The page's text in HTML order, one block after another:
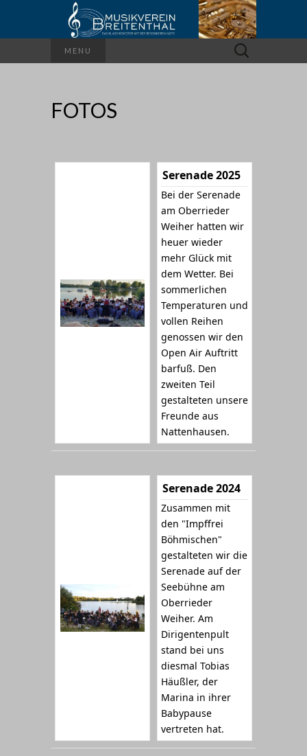
MENU
Suchen
nach:
FOTOS
Serenade 2025
Bei der Serenade
am Oberrieder
Weiher hatten wir
heuer wieder
mehr Glück mit
dem Wetter. Bei
sommerlichen
Temperaturen und
vollen Reihen
genossen wir den
Open Air Auftritt
barfuß. Den
zweiten Teil
gestalteten unsere
Freunde aus
Nattenhausen.
Serenade 2024
Zusammen mit
den "Impffrei
Böhmischen"
gestalteten wir die
Serenade auf der
Seebühne am
Oberrieder
Weiher. Am
Dirigentenpult
stand bei uns
diesmal Tobias
Häußler, der
Marina in ihrer
Babypause
vertreten hat.